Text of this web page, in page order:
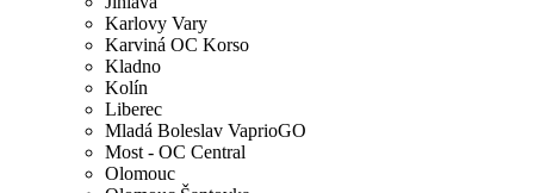
Karlovy Vary
Karviná OC Korso
Kladno
Kolín
Liberec
Mladá Boleslav VaprioGO
Most - OC Central
Olomouc